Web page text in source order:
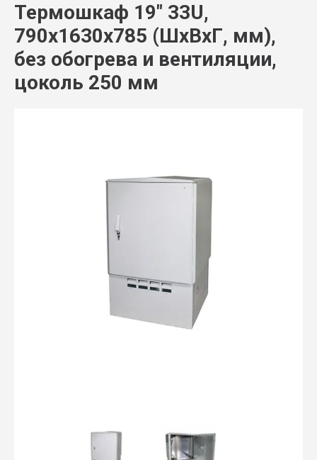
Термошкаф 19" 33U,
790х1630х785 (ШхВхГ, мм),
без обогрева и вентиляции,
цоколь 250 мм